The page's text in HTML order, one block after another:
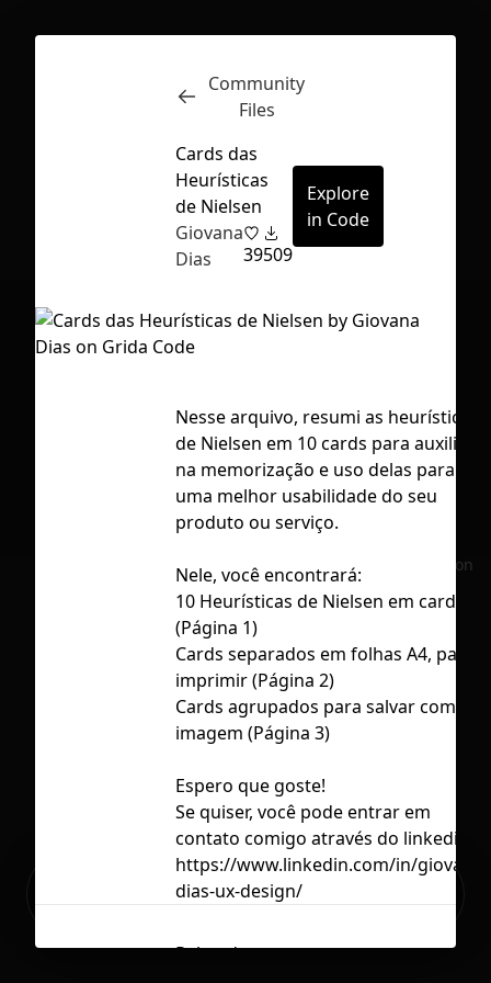
First Loading might take a while
depending on your file size.
Inspect
No selection
Ready to build your Apps with
Grida?
Community
Files
Cards das
Heurísticas
de Nielsen
Giovana
Dias
39509
Explore
in Code
Nesse arquivo, resumi as heurísticas
de Nielsen em 10 cards para auxiliar
na memorização e uso delas para
uma melhor usabilidade do seu
produto ou serviço.
Nele, você encontrará:
10 Heurísticas de Nielsen em cards
(Página 1)
Cards separados em folhas A4, para
imprimir (Página 2)
Cards agrupados para salvar como
imagem (Página 3)
Espero que goste!
Se quiser, você pode entrar em
contato comigo através do linkedin:
https://www.linkedin.com/in/giovana-
dias-ux-design/
Related